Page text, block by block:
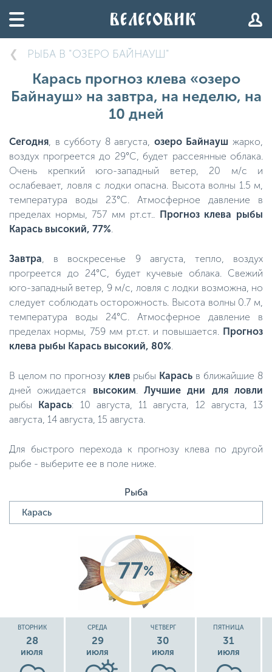
РЫБА В "ОЗЕРО БАЙНАУШ"
Карась прогноз клева «озеро
Байнауш» на завтра, на неделю, на
10 дней
Сегодня, в субботу 8 августа, озеро Байнауш жарко,
воздух прогреется до 29°C, будет рассеянные облака.
Очень крепкий юго-западный ветер, 20 м/с и
ослабевает, ловля с лодки опасна. Высота волны 1.5 м,
температура воды 23°C. Атмосферное давление в
пределах нормы, 757 мм рт.ст.. Прогноз клева рыбы
Карась высокий, 77%.
Завтра, в воскресенье 9 августа, тепло, воздух
прогреется до 24°C, будет кучевые облака. Свежий
юго-западный ветер, 9 м/с, ловля с лодки возможна, но
следует соблюдать осторожность. Высота волны 0.7 м,
температура воды 24°C. Атмосферное давление в
пределах нормы, 759 мм рт.ст. и повышается. Прогноз
клева рыбы Карась высокий, 80%.
В целом по прогнозу клев рыбы Карась в ближайшие 8
дней ожидается высоким.Лучшие дни для ловли
рыбы Карась: 10 августа, 11 августа, 12 августа, 13
августа, 14 августа, 15 августа.
Для быстрого перехода к прогнозу клева по другой
рыбе - выберите ее в поле ниже.
Рыба
77%
ВТОРНИК
28
июля
СРЕДА
29
июля
ЧЕТВЕРГ
30
июля
ПЯТНИЦА
31
июля